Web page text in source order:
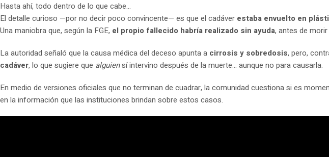
Hasta ahí, todo dentro de lo que cabe…
El detalle curioso —por no decir poco convincente— es que el cadáver estaba envuelto en
Una maniobra que, según la FGE, el propio fallecido habría realizado sin ayuda, antes de
La autoridad señaló que la causa médica del deceso apunta a cirrosis y sobredosis, pero,
cadáver, lo que sugiere que alguiensí intervino después de la muerte… aunque no para causarla.
En medio de versiones oficiales que no terminan de cuadrar, la comunidad cuestiona si es
en la información que las instituciones brindan sobre estos casos.